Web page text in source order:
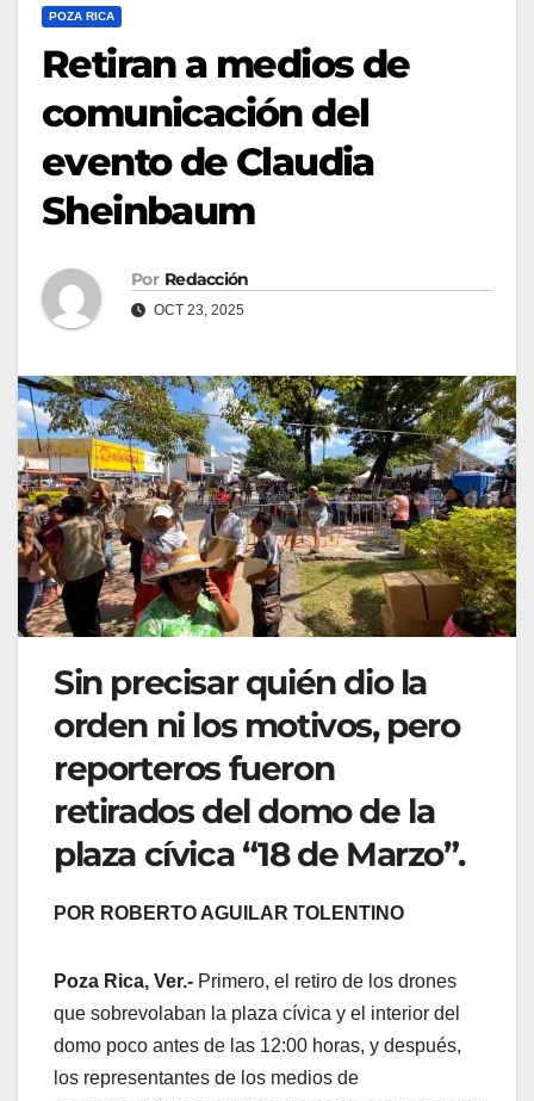
POZA RICA
Retiran a medios de
comunicación del
evento de Claudia
Sheinbaum
Por Redacción
OCT 23, 2025
Sin precisar quién dio la
orden ni los motivos, pero
reporteros fueron
retirados del domo de la
plaza cívica “18 de Marzo”.
POR ROBERTO AGUILAR TOLENTINO
Poza Rica, Ver.- Primero, el retiro de los drones
que sobrevolaban la plaza cívica y el interior del
domo poco antes de las 12:00 horas, y después,
los representantes de los medios de